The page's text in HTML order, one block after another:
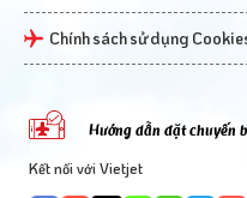
Chính sách sử dụng
Hướng dẫn đặt chuyến
Kết nối với Vietjet